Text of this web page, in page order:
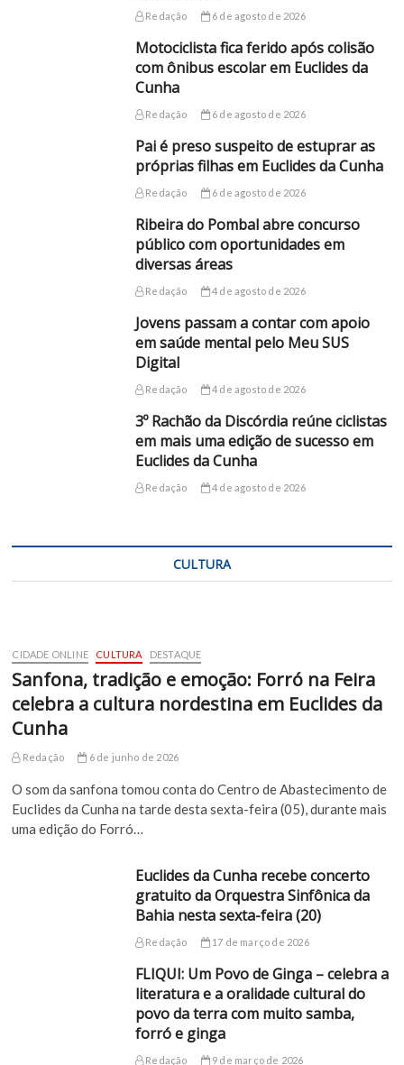
Redação 6 de agosto de 2026
Motociclista fica ferido após colisão
com ônibus escolar em Euclides da
Cunha
Redação 6 de agosto de 2026
Pai é preso suspeito de estuprar as
próprias filhas em Euclides da Cunha
Redação 6 de agosto de 2026
Ribeira do Pombal abre concurso
público com oportunidades em
diversas áreas
Redação 4 de agosto de 2026
Jovens passam a contar com apoio
em saúde mental pelo Meu SUS
Digital
Redação 4 de agosto de 2026
3º Rachão da Discórdia reúne ciclistas
em mais uma edição de sucesso em
Euclides da Cunha
Redação 4 de agosto de 2026
CULTURA
CIDADE ONLINE CULTURA DESTAQUE
Sanfona, tradição e emoção: Forró na Feira
celebra a cultura nordestina em Euclides da
Cunha
Redação 6 de junho de 2026
O som da sanfona tomou conta do Centro de Abastecimento de
Euclides da Cunha na tarde desta sexta-feira (05), durante mais
uma edição do Forró…
Euclides da Cunha recebe concerto
gratuito da Orquestra Sinfônica da
Bahia nesta sexta-feira (20)
Redação 17 de março de 2026
FLIQUI: Um Povo de Ginga – celebra a
literatura e a oralidade cultural do
povo da terra com muito samba,
forró e ginga
Redação 9 de março de 2026